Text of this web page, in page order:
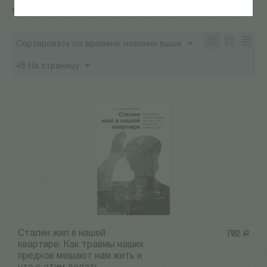
memory studies
Сортировать по времени: новинки выше
48 На страницу
702 Р
Сталин жил в нашей
квартире: Как травмы наших
предков мешают нам жить и